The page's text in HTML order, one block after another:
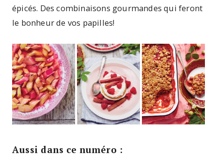
épicés. Des combinaisons gourmandes qui feront
le bonheur de vos papilles!
Aussi dans ce numéro :